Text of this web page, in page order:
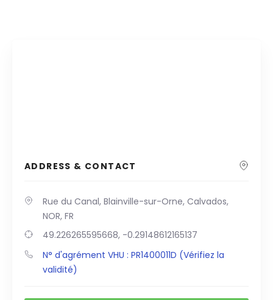
ADDRESS & CONTACT
Rue du Canal, Blainville-sur-Orne, Calvados,
NOR, FR
49.226265595668, -0.29148612165137
N° d'agrément VHU : PR1400011D (Vérifiez la
validité)